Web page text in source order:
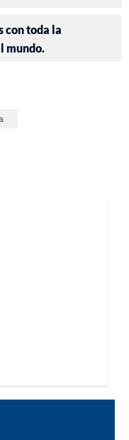
con toda la
mundo.